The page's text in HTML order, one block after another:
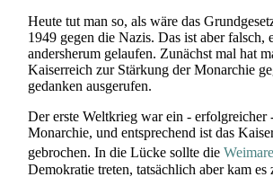
Heute tut man so, als wäre das
1949 gegen die Nazis. Das ist aber falsch,
andersherum gelaufen. Zunächst mal hat
Kaiserreich zur Stärkung der Monarchie
gedanken ausgerufen.
Der erste Weltkrieg war ein -
Monarchie, und entsprechend ist das
gebrochen. In die Lücke sollte die
Demokratie treten, tatsächlich aber kam es